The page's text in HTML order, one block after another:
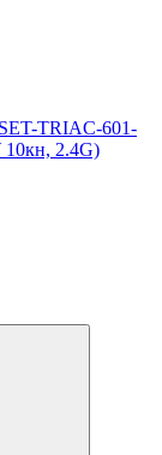
TRIAC-601-
2.4G)